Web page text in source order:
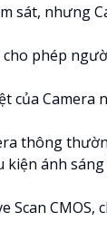
sát, nhưng
phép
của Camera
thông
ánh
Scan CMOS,